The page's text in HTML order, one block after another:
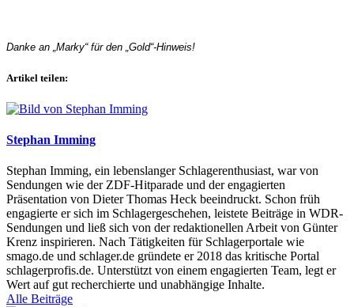
Danke an „Marky“ für den „Gold“-Hinweis!
Artikel teilen:
Stephan Imming
Stephan Imming, ein lebenslanger Schlagerenthusiast, war von
Sendungen wie der ZDF-Hitparade und der engagierten
Präsentation von Dieter Thomas Heck beeindruckt. Schon früh
engagierte er sich im Schlagergeschehen, leistete Beiträge in WDR-
Sendungen und ließ sich von der redaktionellen Arbeit von Günter
Krenz inspirieren. Nach Tätigkeiten für Schlagerportale wie
smago.de und schlager.de gründete er 2018 das kritische Portal
schlagerprofis.de. Unterstützt von einem engagierten Team, legt er
Wert auf gut recherchierte und unabhängige Inhalte.
Alle Beiträge